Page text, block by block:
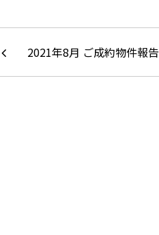
2021年8月 ご成約物件報告